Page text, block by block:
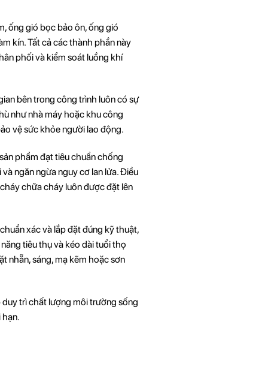
ống gió bọc bảo ôn, ống gió
kín. Tất cả các thành phần này
phối và kiểm soát luồng khí
bên trong công trình luôn có sự
như nhà máy hoặc khu công
vệ sức khỏe người lao động.
phẩm đạt tiêu chuẩn chống
ngăn ngừa nguy cơ lan lửa. Điều
chữa cháy luôn được đặt lên
xác và lắp đặt đúng kỹ thuật,
tiêu thụ và kéo dài tuổi thọ
nhẵn, sáng, mạ kẽm hoặc sơn
trì chất lượng môi trường sống